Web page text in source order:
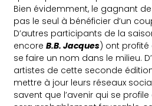
Bien évidemment, le gagnant
pas le seul à bénéficier d’un
D’autres participants de la
encoreB.B. Jacques) ont
se faire un nom dans le milieu.
artistes de cette seconde
mettre à jour leurs réseaux
savent que l’avenir qui se